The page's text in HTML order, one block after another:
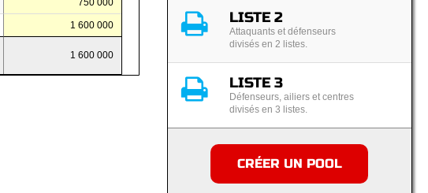
750 000
1 600 000
1 600 000
LISTE 2
Attaquants et défenseurs
divisés en 2 listes.
LISTE 3
Défenseurs, ailiers et centres
divisés en 3 listes.
CRÉER UN POOL